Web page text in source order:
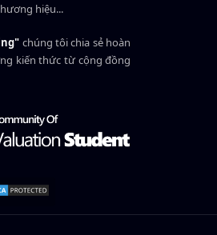
hiệu...
chúng tôi chia sẻ hoàn
kiến thức từ cộng đồng